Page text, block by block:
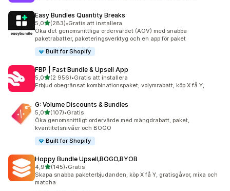
Easy Bundles Quantity Breaks
5,0av 5 stjärnor
(283)
283 recensioner totalt
•Gratis att installera
Öka det genomsnittliga ordervärdet (AOV) med snabba
paketrabatter, paketeringsverktyg och en app för paket
Built for Shopify
FBP | Fast Bundle & Upsell App
5,0av 5 stjärnor
(2 956)
2956 recensioner totalt
•Gratis att installera
Erbjud obegränsat kombinationspaket, volymrabatt, köp X få Y,
G: Volume Discounts & Bundles
5,0av 5 stjärnor
(107)
107 recensioner totalt
•Gratis
Öka genomsnittligt ordervärde med mängdrabatt, paket,
kvantitetsnivåer och BOGO
Built for Shopify
Hoppy Bundle Upsell,BOGO,BYOB
4,9av 5 stjärnor
(145)
145 recensioner totalt
•Gratis
Skapa snabba paketerbjudanden, köp X få Y, gratisgåvor, mixa och
matcha